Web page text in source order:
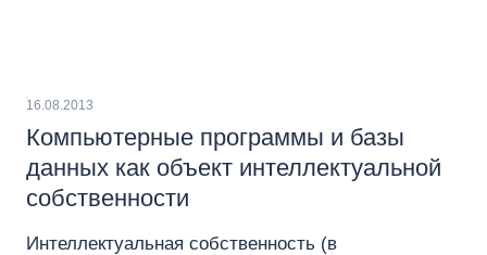
16.08.2013
Компьютерные программы и базы
данных как объект интеллектуальной
собственности
Интеллектуальная собственность (в